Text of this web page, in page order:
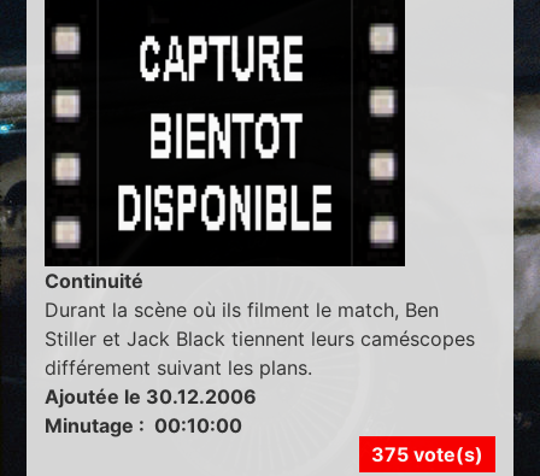
Continuité
Durant la scène où ils filment le match, Ben
Stiller et Jack Black tiennent leurs caméscopes
différement suivant les plans.
Ajoutée le 30.12.2006
Minutage : 00:10:00
375 vote(s)